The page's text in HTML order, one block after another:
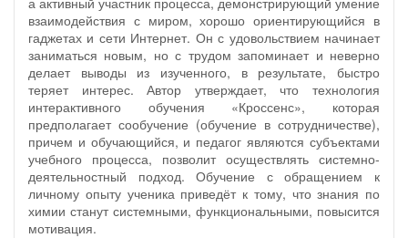
взаимодействия с миром, хорошо ориентирующийся в
гаджетах и сети Интернет. Он с удовольствием начинает
заниматься новым, но с трудом запоминает и неверно
делает выводы из изученного, в результате, быстро
теряет интерес. Автор утверждает, что технология
интерактивного обучения «Кроссенс», которая
предполагает сообучение (обучение в сотрудничестве),
причем и обучающийся, и педагог являются субъектами
учебного процесса, позволит осуществлять системно-
деятельностный подход. Обучение с обращением к
личному опыту ученика приведёт к тому, что знания по
химии станут системными, функциональными, повысится
мотивация.